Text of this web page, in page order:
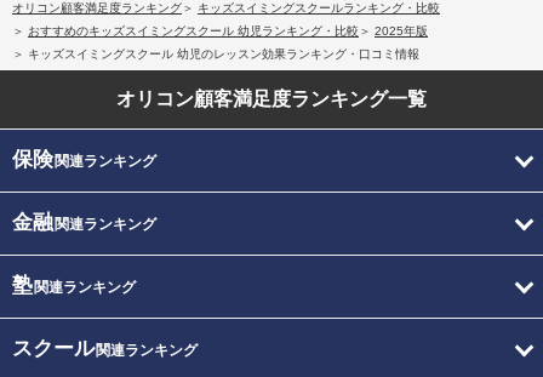
オリコン顧客満足度ランキング
キッズスイミングスクールランキング・比較
おすすめのキッズスイミングスクール 幼児ランキング・比較
2025年版
キッズスイミングスクール 幼児のレッスン効果ランキング・口コミ情報
オリコン顧客満足度ランキング一覧
保険関連ランキング
金融関連ランキング
塾関連ランキング
スクール関連ランキング